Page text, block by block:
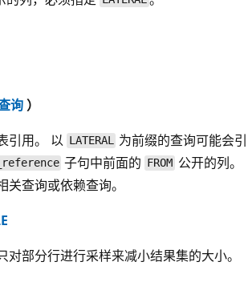
询）
引用。 以 LATERAL 为前缀的查询可能会引
子句中前面的 FROM公开的列。
关查询或依赖查询。
对部分行进行采样来减小结果集的大小。